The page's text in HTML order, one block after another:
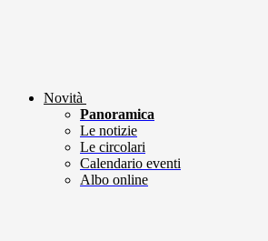
Novità
Panoramica
Le notizie
Le circolari
Calendario eventi
Albo online